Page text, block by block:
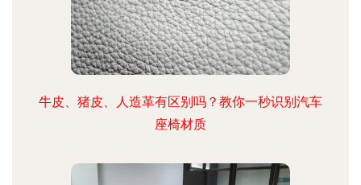
牛皮、猪皮、人造革有区别吗？教你一秒识别汽车
座椅材质